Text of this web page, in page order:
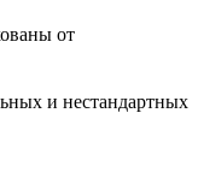
от
и нестандартных